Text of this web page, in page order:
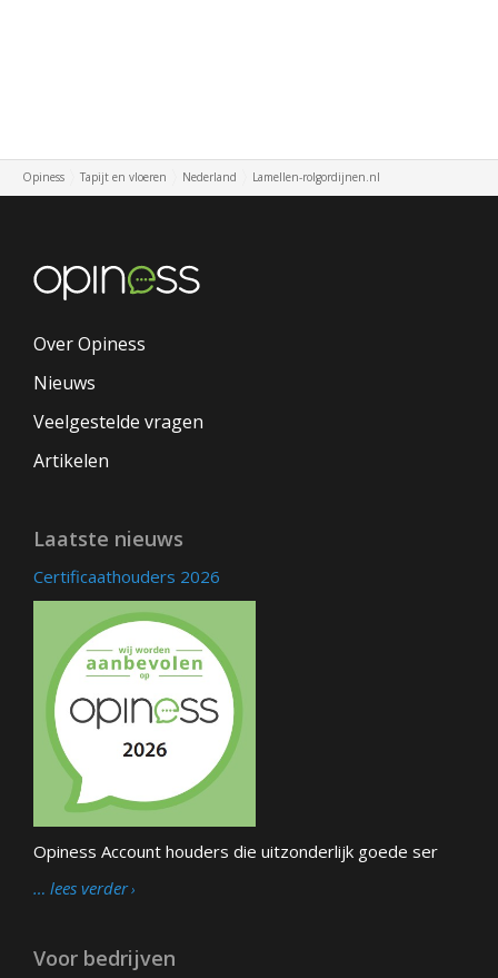
Opiness Tapijt en vloeren Nederland Lamellen-rolgordijnen.nl
Over Opiness
Nieuws
Veelgestelde vragen
Artikelen
Laatste nieuws
Certificaathouders 2026
Opiness Account houders die uitzonderlijk goede ser
… lees verder
Voor bedrijven